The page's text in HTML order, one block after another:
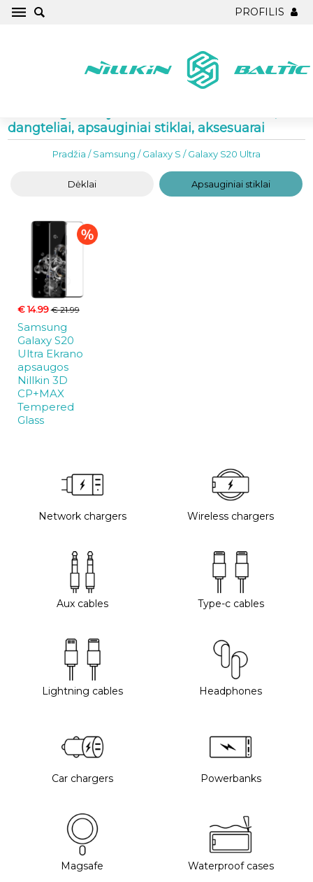
PROFILIS
dangteliai, apsauginiai stiklai, aksesuarai
Pradžia /Samsung /Galaxy S /Galaxy S20 Ultra
Dėklai Apsauginiai stiklai
€ 14.99€ 21.99
Samsung
Galaxy S20
Ultra Ekrano
apsaugos
Nillkin 3D
CP+MAX
Tempered
Glass
Network chargers Wireless chargers
Aux cables Type-c cables
Lightning cables Headphones
Car chargers Powerbanks
Magsafe Waterproof cases